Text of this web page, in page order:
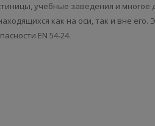
учебные заведения и многое
как на оси, так и вне его.
EN 54-24.